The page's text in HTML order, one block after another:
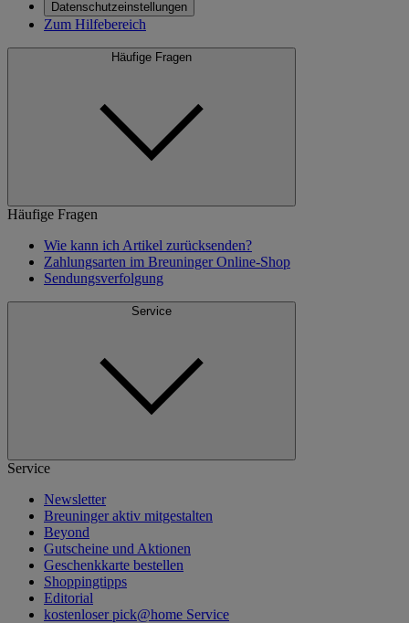
Datenschutzeinstellungen
Zum Hilfebereich
Häufige Fragen
Häufige Fragen
Wie kann ich Artikel zurücksenden?
Zahlungsarten im Breuninger Online-Shop
Sendungsverfolgung
Service
Service
Newsletter
Breuninger aktiv mitgestalten
Beyond
Gutscheine und Aktionen
Geschenkkarte bestellen
Shoppingtipps
Editorial
kostenloser pick@home Service